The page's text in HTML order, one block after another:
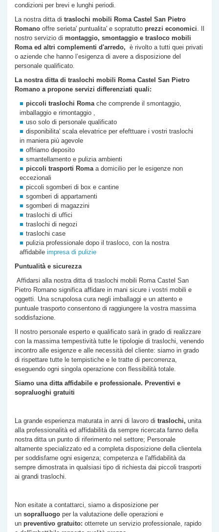
condizioni per brevi e lunghi periodi.
La nostra ditta di traslochi mobili Roma Castel San Pietro
Romano offre serieta' puntualita' e sopratutto prezzi economici. Il
nostro servizio di montaggio, smontaggio e trasloco mobili
Roma ed altri complementi d'arredo, è rivolto a tutti quei privati
o aziende che hanno l’esigenza di avere a disposizione del
personale qualificato.
La nostra ditta di traslochi mobili Roma Castel San Pietro
Romano a propone servizi differenziati quali:
piccoli traslochi Romache comprende il smontaggio,
imballaggio e rimontaggio ,
uso solo di personale qualificato
disponibilita' scala elevatrice per efefttuare i vostri traslochi
in maniera più agevole
offriamo deposito
smantellamento e pulizia ambienti
piccoli trasporti Romaa domicilio per le esigenze non
eccezionali
piccoli sgomberi di box e cantine
sgomberi di appartamenti
sgomberi di magazzini
traslochi di uffici
traslochi di negozi
traslochi case
pulizia professionale dopo il trasloco, con la nostra
affidabile impresa di pulizie
Puntualità e sicurezza
Affidarsi alla nostra ditta di traslochi mobili Roma Castel San
Pietro Romano significa affidare in mani sicure i vostri mobili e
oggetti. Una scrupolosa cura negli imballaggi e un attento e
puntuale trasporto consentono di raggiungere la vostra massima
soddisfazione.
Il nostro personale esperto e qualificato sarà in grado di realizzare
con la massima tempestività tutte le tipologie di traslochi, venendo
incontro alle esigenze e alle necessità del cliente: siamo in grado
di rispettare tutte le tempistiche e le tratte di percorrenza,
eseguendo ogni singola operazione con flessibilità totale.
Siamo una ditta affidabile e professionale. Preventivi e
sopraluoghi gratuiti
La grande esperienza maturata in anni di lavoro di traslochi, unita
alla professionalità ed affidabilità da sempre ricercata fanno della
nostra ditta un punto di riferimento nel settore; Personale
altamente specializzato ed a completa disposizione della clientela
per soddisfarne ogni esigenza; competenza e l'affidabilità da
sempre dimostrata in qualsiasi tipo di richiesta dai piccoli trasporti
ai grandi traslochi.
Non esitate a contattarci, siamo a disposizione per
un sopralluogo per la valutazione delle operazioni e
un preventivo gratuito: otterrete un servizio professionale, rapido